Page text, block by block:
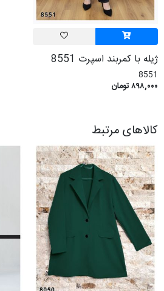
ژیله با کمربند اسپرت 8551
8551
۸۹۸,۰۰۰ تومان
کالاهای مرتبط